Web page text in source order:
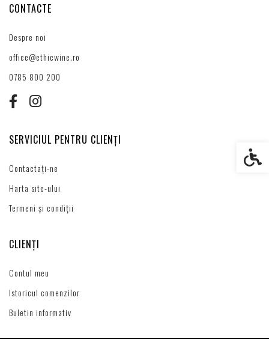
CONTACTE
Despre noi
office@ethicwine.ro
0785 800 200
SERVICIUL PENTRU CLIENȚI
Contactați-ne
Harta site-ului
Termeni și condiții
CLIENȚI
Contul meu
Istoricul comenzilor
Buletin informativ
Setări